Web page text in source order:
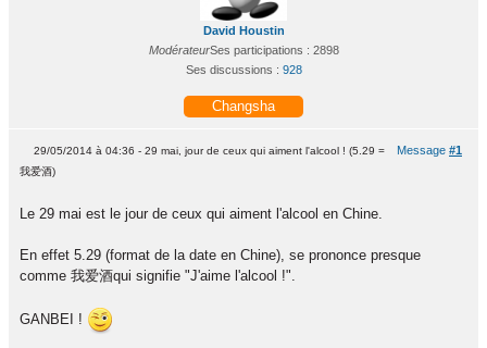
David Houstin
ModérateurSes participations : 2898
Ses discussions : 928
Changsha
Message #1
29/05/2014 à 04:36 - 29 mai, jour de ceux qui aiment l'alcool ! (5.29 =
我爱酒)
Le 29 mai est le jour de ceux qui aiment l'alcool en Chine.
En effet 5.29 (format de la date en Chine), se prononce presque
comme 我爱酒qui signifie "J'aime l'alcool !".
GANBEI !